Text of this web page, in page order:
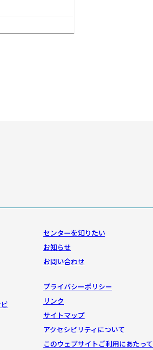
センターを知りたい
お知らせ
お問い合わせ
プライバシーポリシー
リンク
サイトマップ
アクセシビリティについて
このウェブサイトご利用にあたって